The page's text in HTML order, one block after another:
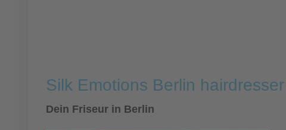
Silk Emotions Berlin
Dein Friseur in Berlin